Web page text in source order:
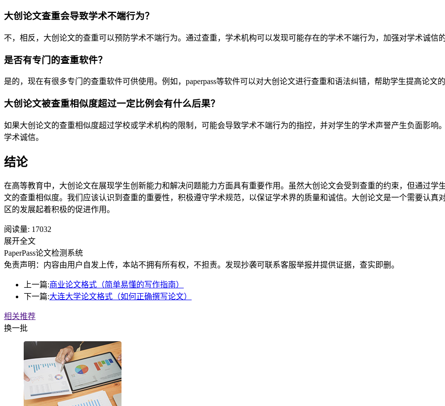
大创论文查重会导致学术不端行为？
不，相反，大创论文的查重可以预防学术不端行为。通过查重，学术机构可以发现可能存在的学术不端行为，加强对学术诚信
是否有专门的查重软件？
是的，现在有很多专门的查重软件可供使用。例如，paperpass等软件可以对大创论文进行查重和语法纠错，帮助学生提高论文
大创论文被查重相似度超过一定比例会有什么后果？
如果大创论文的查重相似度超过学校或学术机构的限制，可能会导致学术不端行为的指控，并对学生的学术声誉产生负面影响
学术诚信。
结论
在高等教育中，大创论文在展现学生创新能力和解决问题能力方面具有重要作用。虽然大创论文会受到查重的约束，但通过
文的查重相似度。我们应该认识到查重的重要性，积极遵守学术规范，以保证学术界的质量和诚信。大创论文是一个需要认真
区的发展起着积极的促进作用。
阅读量: 17032
展开全文
PaperPass论文检测系统
免责声明：内容由用户自发上传，本站不拥有所有权，不担责。发现抄袭可联系客服举报并提供证据，查实即删。
上一篇:商业论文格式（简单易懂的写作指南）
下一篇:大连大学论文格式（如何正确撰写论文）
相关推荐
换一批